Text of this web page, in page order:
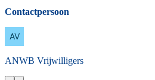
Contactpersoon
ANWB Vrijwilligers